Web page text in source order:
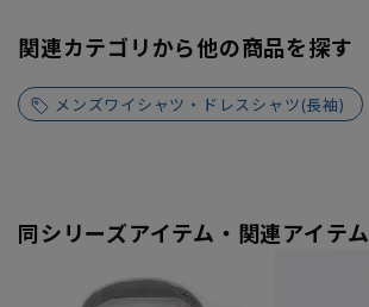
関連カテゴリから他の商品を探す
メンズワイシャツ・ドレスシャツ(長袖)
同シリーズアイテム・関連アイテム